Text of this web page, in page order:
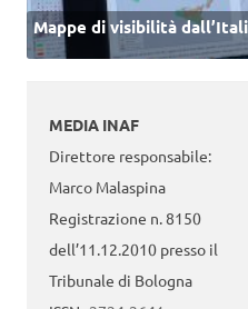
Mappe di visibilità
MEDIA INAF
Direttore responsabile:
Marco Malaspina
Registrazione n. 8150
dell’11.12.2010 presso il
Tribunale di Bologna